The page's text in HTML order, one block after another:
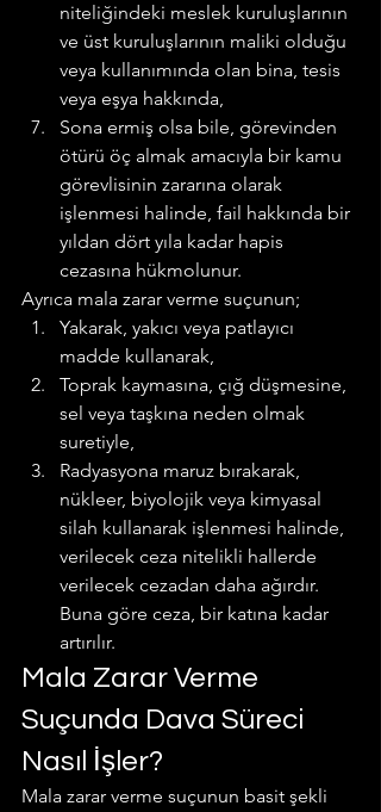
niteliğindeki meslek kuruluşlarının
ve üst kuruluşlarının maliki olduğu
veya kullanımında olan bina, tesis
veya eşya hakkında,
Sona ermiş olsa bile, görevinden
ötürü öç almak amacıyla bir kamu
görevlisinin zararına olarak
işlenmesi halinde, fail hakkında bir
yıldan dört yıla kadar hapis
cezasına hükmolunur.
Ayrıca mala zarar verme suçunun;
Yakarak, yakıcı veya patlayıcı
madde kullanarak,
Toprak kaymasına, çığ düşmesine,
sel veya taşkına neden olmak
suretiyle,
Radyasyona maruz bırakarak,
nükleer, biyolojik veya kimyasal
silah kullanarak işlenmesi halinde,
verilecek ceza nitelikli hallerde
verilecek cezadan daha ağırdır.
Buna göre ceza, bir katına kadar
artırılır.
Mala Zarar Verme
Suçunda Dava Süreci
Nasıl İşler?
Mala zarar verme suçunun basit şekli